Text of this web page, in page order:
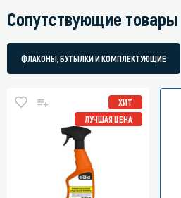
Сопутствующие товары
ФЛАКОНЫ, БУТЫЛКИ И КОМПЛЕКТУЮЩИЕ
ХИТ
ЛУЧШАЯ ЦЕНА